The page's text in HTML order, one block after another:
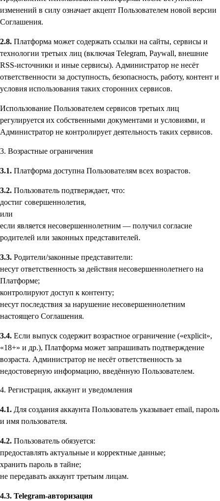
изменений в силу означает акцепт Пользователем новой версии
Соглашения.
2.8. Платформа может содержать ссылки на сайты, сервисы и
технологии третьих лиц (включая Telegram, Paywall, внешние
RSS-источники и иные сервисы). Администратор не несёт
ответственности за доступность, безопасность, работу, контент и
условия использования таких сторонних сервисов.
Использование Пользователем сервисов третьих лиц
регулируется их собственными документами и условиями, и
Администратор не контролирует деятельность таких сервисов.
3. Возрастные ограничения
3.1. Платформа доступна Пользователям всех возрастов.
3.2. Пользователь подтверждает, что:
достиг совершеннолетия,
или
если является несовершеннолетним — получил согласие
родителей или законных представителей.
3.3. Родители/законные представители:
несут ответственность за действия несовершеннолетнего на
Платформе;
контролируют доступ к контенту;
несут последствия за нарушение несовершеннолетним
настоящего Соглашения.
3.4. Если выпуск содержит возрастное ограничение («explicit»,
«18+» и др.), Платформа может запрашивать подтверждение
возраста. Администратор не несёт ответственность за
недостоверную информацию, введённую Пользователем.
4. Регистрация, аккаунт и уведомления
4.1. Для создания аккаунта Пользователь указывает email, пароль
и имя пользователя.
4.2. Пользователь обязуется:
предоставлять актуальные и корректные данные;
хранить пароль в тайне;
не передавать аккаунт третьим лицам.
4.3. Telegram-авторизация